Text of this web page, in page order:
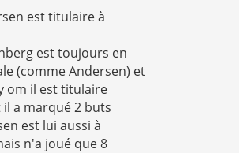
est titulaire à
est toujours en
(comme Andersen) et
om il est titulaire
a marqué 2 buts
est lui aussi à
n'a joué que 8